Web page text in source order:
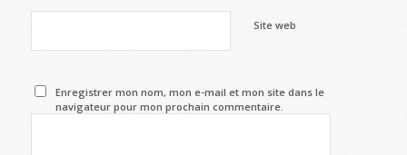
Site web
Enregistrer mon nom, mon e-mail et mon site dans le
navigateur pour mon prochain commentaire.